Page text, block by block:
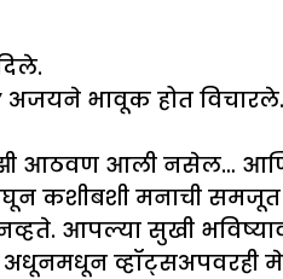
अजयने भावूक होत विचारले.
आठवण आली नसेल…
कशीबशी मनाची समजूत
आपल्या सुखी
व्हॉट्सअपवरही